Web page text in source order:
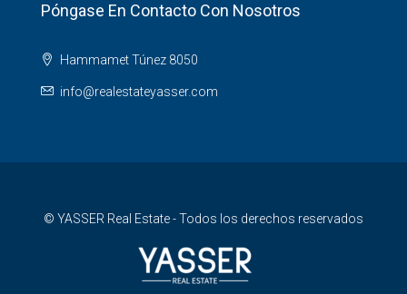
Póngase En Contacto Con Nosotros
Hammamet Túnez 8050
info@realestateyasser.com
© YASSER Real Estate - Todos los derechos reservados